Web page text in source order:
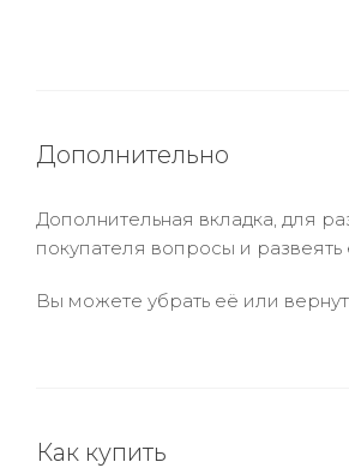
Дополнительно
Дополнительная вкладка, для
покупателя вопросы и
Вы можете убрать её или
Как купить